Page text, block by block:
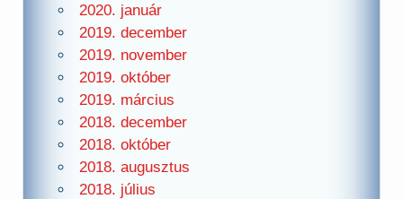
2020. január
2019. december
2019. november
2019. október
2019. március
2018. december
2018. október
2018. augusztus
2018. július